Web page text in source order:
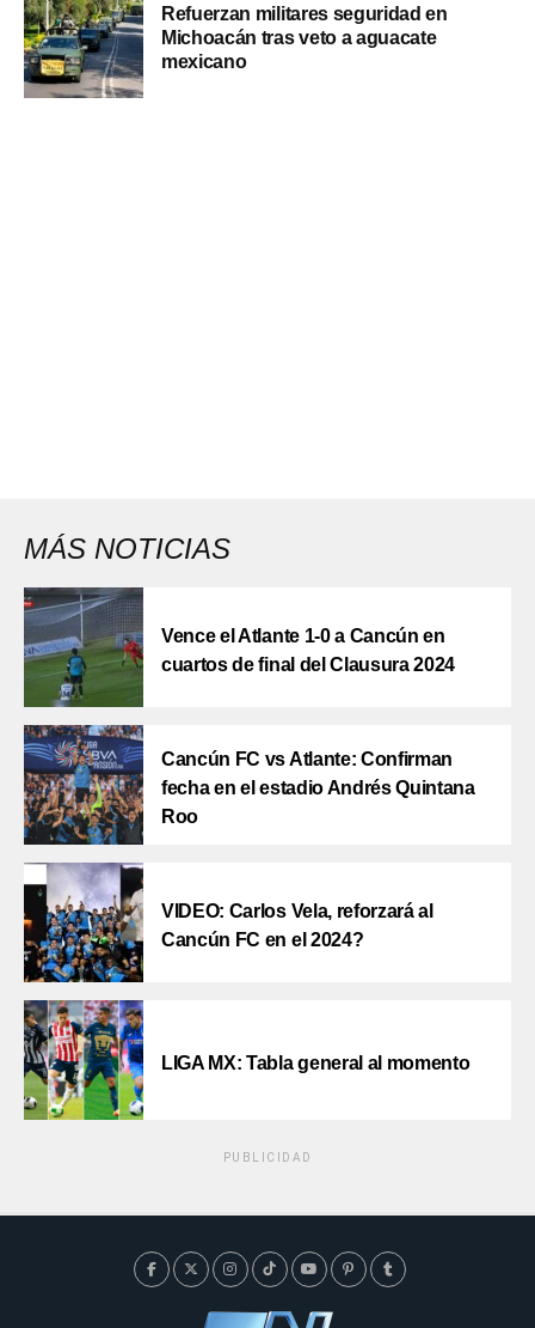
Refuerzan militares seguridad en
Michoacán tras veto a aguacate
mexicano
MÁS NOTICIAS
Vence el Atlante 1-0 a Cancún en
cuartos de final del Clausura 2024
Cancún FC vs Atlante: Confirman
fecha en el estadio Andrés Quintana
Roo
VIDEO: Carlos Vela, reforzará al
Cancún FC en el 2024?
LIGA MX: Tabla general al momento
PUBLICIDAD